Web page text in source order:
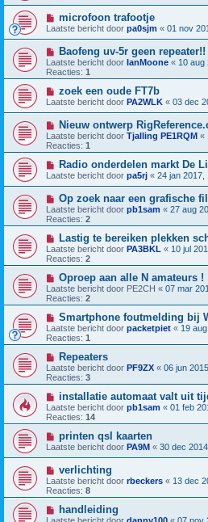
microfoon trafootje
Laatste bericht door pa0sjm « 01 nov
Baofeng uv-5r geen repeater!!
Laatste bericht door IanMoone « 10 aug
Reacties: 1
zoek een oude FT7b
Laatste bericht door PA2WLK « 03 dec
Nieuw ontwerp
Laatste bericht door Tjalling PE1RQM «
Reacties: 1
Radio onderdelen markt De
Laatste bericht door pa5rj « 24 jan 2017,
Op zoek naar een grafische
Laatste bericht door pb1sam « 27 aug
Reacties: 2
Lastig te bereiken plekken
Laatste bericht door PA3BKL « 10 jul
Reacties: 2
Oproep aan alle N amateurs !
Laatste bericht door PE2CH « 07 mar
Reacties: 2
Smartphone foutmelding bij
Laatste bericht door packetpiet « 19
Reacties: 1
Repeaters
Laatste bericht door PF9ZX « 06 jun
Reacties: 3
installatie automaat valt uit
Laatste bericht door pb1sam « 01 feb
Reacties: 14
printen qsl kaarten
Laatste bericht door PA9M « 30 dec
verlichting
Laatste bericht door rbeckers « 13 dec
Reacties: 8
handleiding